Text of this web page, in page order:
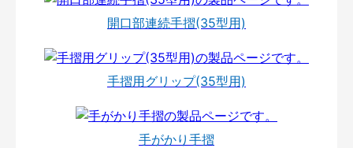
開口部連続手摺(35型用)
手摺用グリップ(35型用)
手がかり手摺